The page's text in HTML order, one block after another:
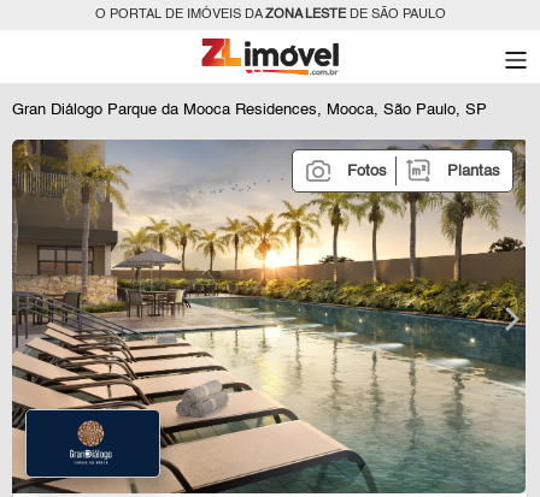
O PORTAL DE IMÓVEIS DAZONA LESTEDE SÃO PAULO
Gran Diálogo Parque da Mooca Residences, Mooca, São Paulo, SP
Fotos Plantas